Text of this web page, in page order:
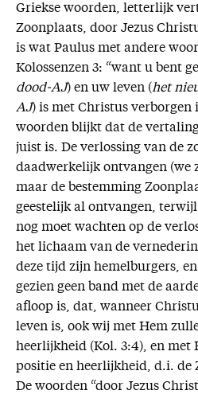
Griekse woorden, letterlijk
Zoonplaats, door Jezus
is wat Paulus met andere
Kolossenzen 3: “want u bent
dood-AJ) en uw leven (het
AJ) is met Christus verborgen
woorden blijkt dat de vertaling
juist is. De verlossing van de
daadwerkelijk ontvangen (we
maar de bestemming
geestelijk al ontvangen,
nog moet wachten op de
het lichaam van de
deze tijd zijn hemelburgers,
gezien geen band met de
afloop is, dat, wanneer
leven is, ook wij met Hem
heerlijkheid (Kol. 3:4), en met
positie en heerlijkheid, d.i. de
De woorden “door Jezus